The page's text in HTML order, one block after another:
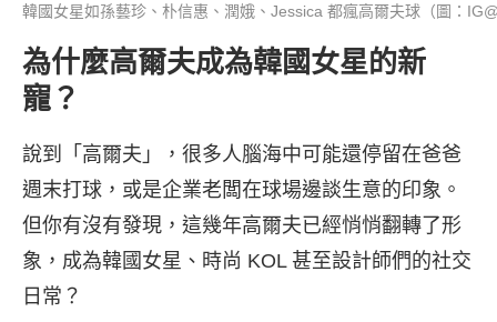
韓國女星如孫藝珍、朴信惠、潤娥、Jessica 都瘋高爾夫球（圖：
為什麼高爾夫成為韓國女星的新
寵？
說到「高爾夫」，很多人腦海中可能還停留在爸爸
週末打球，或是企業老闆在球場邊談生意的印象。
但你有沒有發現，這幾年高爾夫已經悄悄翻轉了形
象，成為韓國女星、時尚 KOL 甚至設計師們的社交
日常？